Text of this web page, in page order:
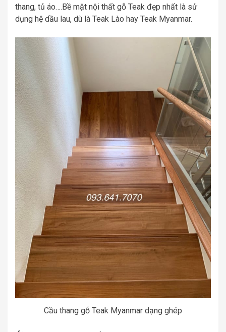
thang, tủ áo….Bề mặt nội thất gỗ Teak đẹp nhất là sử
dụng hệ dầu lau, dù là Teak Lào hay Teak Myanmar.
Cầu thang gỗ Teak Myanmar dạng ghép